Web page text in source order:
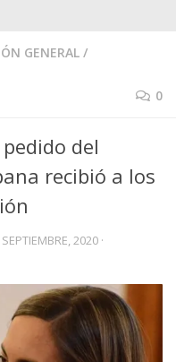
GENERAL /
0
del
recibió a los
SEPTIEMBRE, 2020 ·